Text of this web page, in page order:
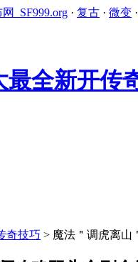
_SF999.org · 复古 · 微变 ·
奇技巧 > 魔法＂调虎离山